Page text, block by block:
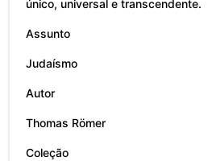
único, universal e transcendente.
Assunto
Judaísmo
Autor
Thomas Römer
Coleção